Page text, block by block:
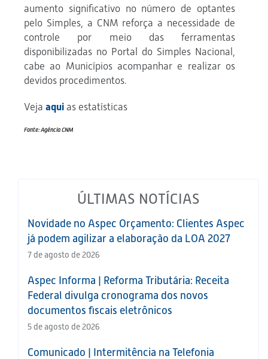
aumento significativo no número de optantes
pelo Simples, a CNM reforça a necessidade de
controle por meio das ferramentas
disponibilizadas no Portal do Simples Nacional,
cabe ao Municípios acompanhar e realizar os
devidos procedimentos.
Veja aqui as estatísticas
Fonte: Agência CNM
ÚLTIMAS NOTÍCIAS
Novidade no Aspec Orçamento: Clientes Aspec
já podem agilizar a elaboração da LOA 2027
7 de agosto de 2026
Aspec Informa | Reforma Tributária: Receita
Federal divulga cronograma dos novos
documentos fiscais eletrônicos
5 de agosto de 2026
Comunicado | Intermitência na Telefonia